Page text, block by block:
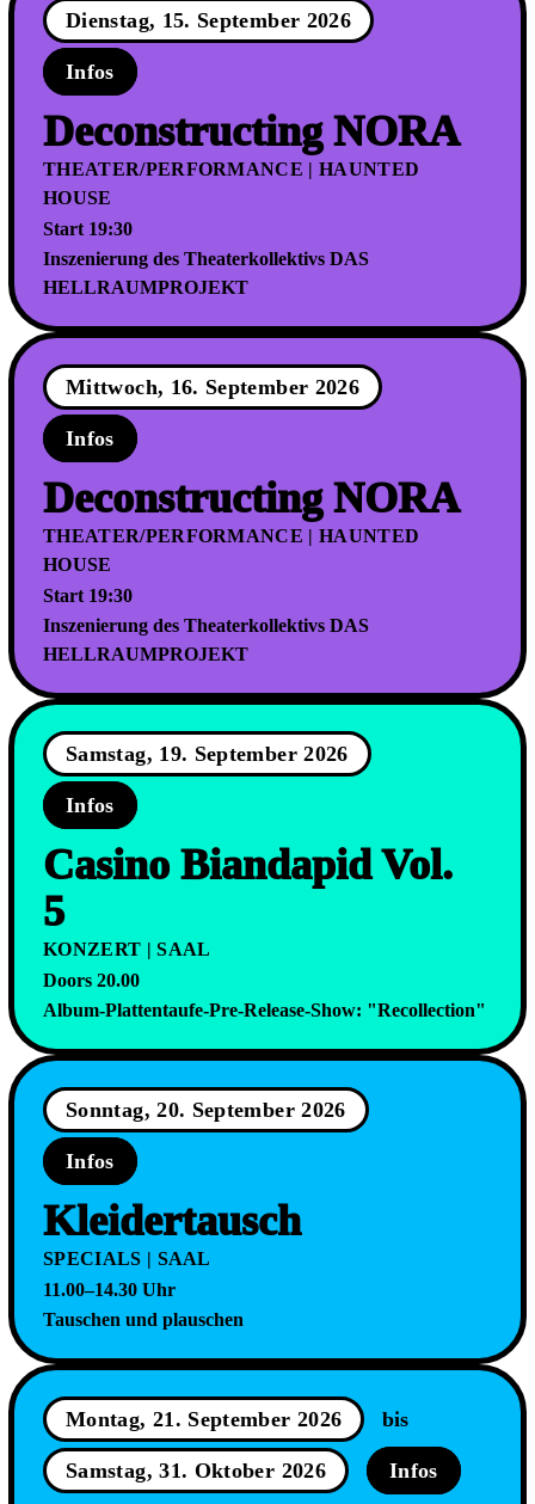
Dienstag, 15. September 2026
Infos
Deconstructing NORA
THEATER/PERFORMANCE | HAUNTED
HOUSE
Start 19:30
Inszenierung des Theaterkollektivs DAS
HELLRAUMPROJEKT
Mittwoch, 16. September 2026
Infos
Deconstructing NORA
THEATER/PERFORMANCE | HAUNTED
HOUSE
Start 19:30
Inszenierung des Theaterkollektivs DAS
HELLRAUMPROJEKT
Samstag, 19. September 2026
Infos
Casino Biandapid Vol.
5
KONZERT | SAAL
Doors 20.00
Album-Plattentaufe-Pre-Release-Show: "Recollection"
Sonntag, 20. September 2026
Infos
Kleidertausch
SPECIALS | SAAL
11.00–14.30 Uhr
Tauschen und plauschen
Montag, 21. September 2026 bis
Samstag, 31. Oktober 2026 Infos